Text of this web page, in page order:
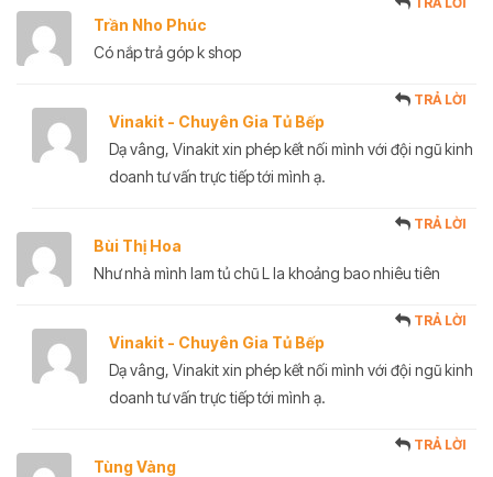
Trần Nho Phúc
Có nắp trả góp k shop
Vinakit - Chuyên Gia Tủ Bếp
TRẢ LỜI
Dạ vâng, Vinakit xin phép kết nối mình với đội ngũ kinh
doanh tư vấn trực tiếp tới mình ạ.
Bùi Thị Hoa
TRẢ LỜI
Như nhà mình lam tủ chũ L la khoảng bao nhiêu tiên
Vinakit - Chuyên Gia Tủ Bếp
TRẢ LỜI
Dạ vâng, Vinakit xin phép kết nối mình với đội ngũ kinh
doanh tư vấn trực tiếp tới mình ạ.
Tùng Vàng
TRẢ LỜI